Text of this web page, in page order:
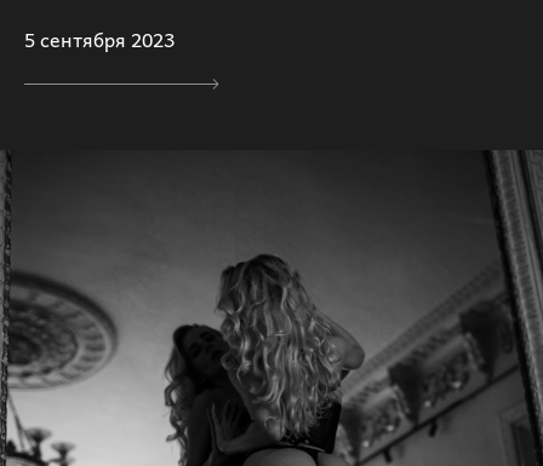
5 сентября 2023